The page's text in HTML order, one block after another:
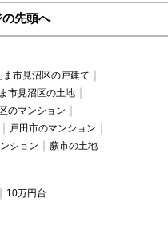
先頭へ
ま市見沼区の戸建て
市見沼区の土地
のマンション
戸田市のマンション
ション 蕨市の土地
10万円台